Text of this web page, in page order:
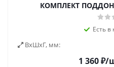
КОМПЛЕКТ
Есть
ВxШxГ, мм:
1 360₽/